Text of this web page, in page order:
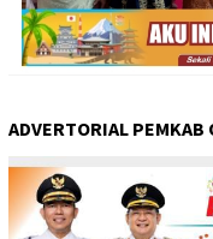
ADVERTORIAL PEMKAB